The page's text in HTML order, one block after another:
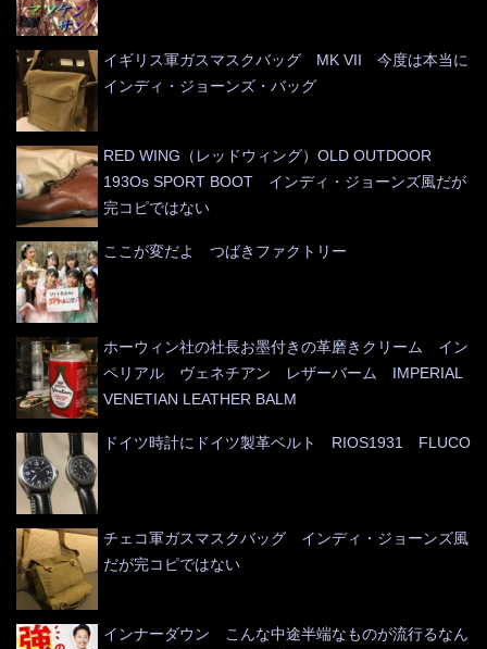
イギリス軍ガスマスクバッグ MK VII 今度は本当に
インディ・ジョーンズ・バッグ
RED WING（レッドウィング）OLD OUTDOOR
193Os SPORT BOOT インディ・ジョーンズ風だが
完コピではない
ここが変だよ つばきファクトリー
ホーウィン社の社長お墨付きの革磨きクリーム イン
ペリアル ヴェネチアン レザーバーム IMPERIAL
VENETIAN LEATHER BALM
ドイツ時計にドイツ製革ベルト RIOS1931 FLUCO
チェコ軍ガスマスクバッグ インディ・ジョーンズ風
だが完コピではない
インナーダウン こんな中途半端なものが流行るなん